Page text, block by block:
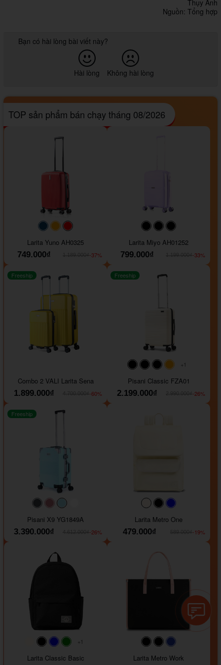
Thụy Anh
Nguồn: Tổng hợp
Bạn có hài lòng bài viết này?
Hài lòng Không hài lòng
TOP sản phẩm bán chạy tháng 08/2026
#093f69#ffa500
Larita Yuno AH0325
749.000₫
-37%
#000000#000000
Larita Miyo AH01252
799.000₫
-33%
Freeship
Combo 2 VALI Larita Sena
1.899.000₫
-60%
#000000#000000
#000000
#ffa500
+1
Freeship
Pisani Classic FZA01
2.199.000₫
-26%
#40454a#b76e79
#9ad8e7
Freeship
Pisani X9 YG1849A
3.390.000₫
-26%
#faf0e6#000000
Larita Metro One
479.000₫
-19%
#faf0e6
#000000#0000FF#008000
+1
Larita Classic Basic
#000000#000000
Larita Metro Work